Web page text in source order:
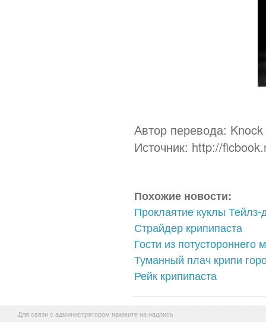
Автор перевода:
Источник: http://
Похожие новости:
Проклаятие куклы Тейлз-
Страйдер крипипаста
Гости из потустороннего
Туманный плач крипи
Рейк крипипаста
Для связи с администратором нажмите на надпись